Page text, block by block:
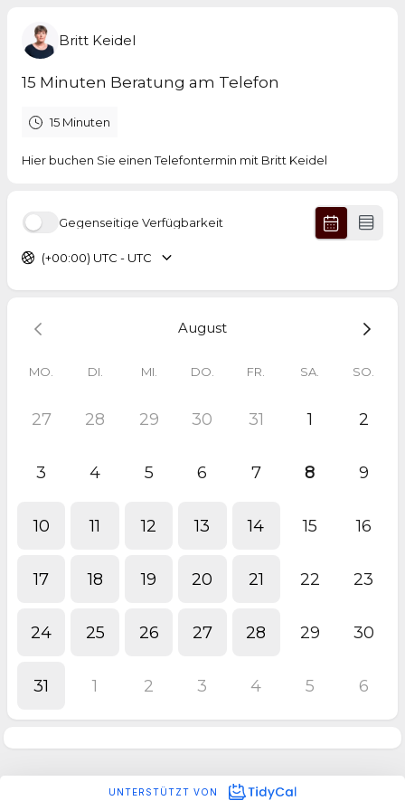
Britt Keidel
15 Minuten Beratung am Telefon
15 Minuten
Hier buchen Sie einen Telefontermin mit Britt Keidel
Gegenseitige Verfügbarkeit
(+00:00) UTC - UTC
August
MO. DI. MI. DO. FR. SA. SO.
27 28 29 30 31 1 2
3 4 5 6 7 8 9
10 11 12 13 14 15 16
17 18 19 20 21 22 23
24 25 26 27 28 29 30
31 1 2 3 4 5 6
UNTERSTÜTZT VON